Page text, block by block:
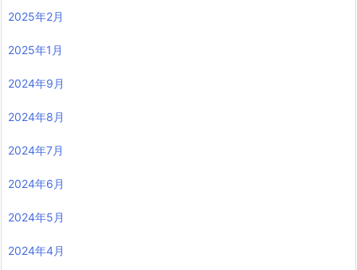
2025年2月
2025年1月
2024年9月
2024年8月
2024年7月
2024年6月
2024年5月
2024年4月